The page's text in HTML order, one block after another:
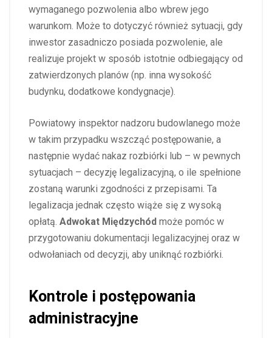
wymaganego pozwolenia albo wbrew jego
warunkom. Może to dotyczyć również sytuacji, gdy
inwestor zasadniczo posiada pozwolenie, ale
realizuje projekt w sposób istotnie odbiegający od
zatwierdzonych planów (np. inna wysokość
budynku, dodatkowe kondygnacje).
Powiatowy inspektor nadzoru budowlanego może
w takim przypadku wszcząć postępowanie, a
następnie wydać nakaz rozbiórki lub – w pewnych
sytuacjach – decyzję legalizacyjną, o ile spełnione
zostaną warunki zgodności z przepisami. Ta
legalizacja jednak często wiąże się z wysoką
opłatą. Adwokat Międzychód może pomóc w
przygotowaniu dokumentacji legalizacyjnej oraz w
odwołaniach od decyzji, aby uniknąć rozbiórki.
Kontrole i postępowania
administracyjne